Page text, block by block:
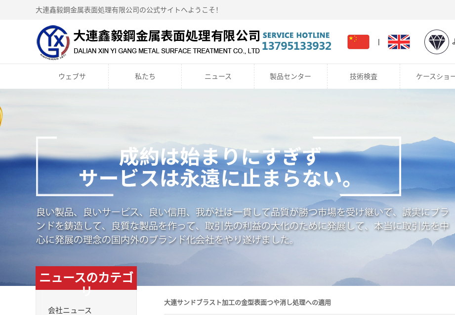
大連鑫毅鋼金属表面処理有限公司の公式サイトへようこそ！
|
ウェブサ 私たち ニュース 製品センター 技術検査 ケースショ
ニュースのカテゴ
リ
会社ニュース
大連サンドブラスト加工の金型表面つや消し処理への適用